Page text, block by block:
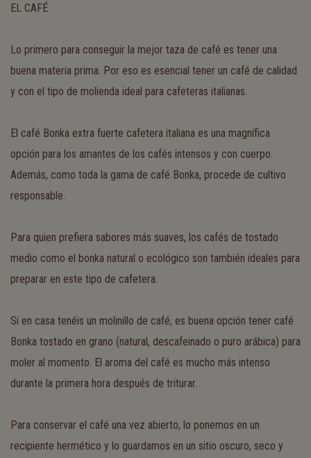
EL CAFÉ
Lo primero para conseguir la mejor taza de café es tener una
buena materia prima. Por eso es esencial tener un café de calidad
y con el tipo de molienda ideal para cafeteras italianas.
El café Bonka extra fuerte cafetera italiana es una magnífica
opción para los amantes de los cafés intensos y con cuerpo.
Además, como toda la gama de café Bonka, procede de cultivo
responsable.
Para quien prefiera sabores más suaves, los cafés de tostado
medio como el bonka natural o ecológico son también ideales para
preparar en este tipo de cafetera.
Si en casa tenéis un molinillo de café, es buena opción tener café
Bonka tostado en grano (natural, descafeinado o puro arábica) para
moler al momento. El aroma del café es mucho más intenso
durante la primera hora después de triturar.
Para conservar el café una vez abierto, lo ponemos en un
recipiente hermético y lo guardamos en un sitio oscuro, seco y